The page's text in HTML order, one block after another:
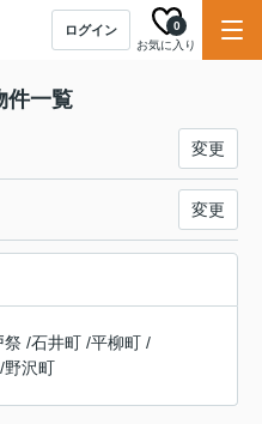
ログイン
お気に入り
0
件一覧
変更
変更
祭 /石井町 /平柳町 /
/野沢町